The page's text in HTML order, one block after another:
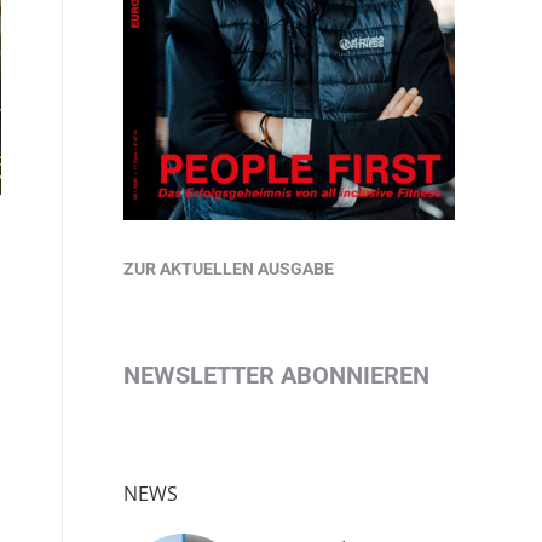
ZUR AKTUELLEN AUSGABE
NEWSLETTER ABONNIEREN
NEWS